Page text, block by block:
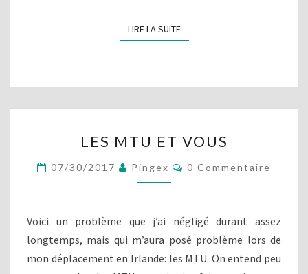
E
1
E
O
T
O
C
E
LIRE LA SUITELIRE LA SUITE
E
M
T
E
V
O
LES MTU ET VOUS
07/30/2017 Pingex
C
O
T
A
I
R
0 Commentaire
Voici un problème que j’ai négligé durant assez
longtemps, mais qui m’aura posé problème lors de
mon déplacement en Irlande: les MTU. On entend peu